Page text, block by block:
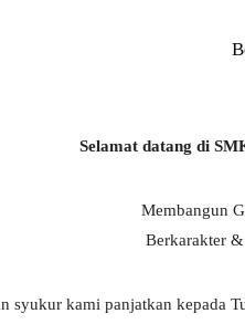
Selamat datang di
Membangun
Berkarakter
syukur kami panjatkan kepada